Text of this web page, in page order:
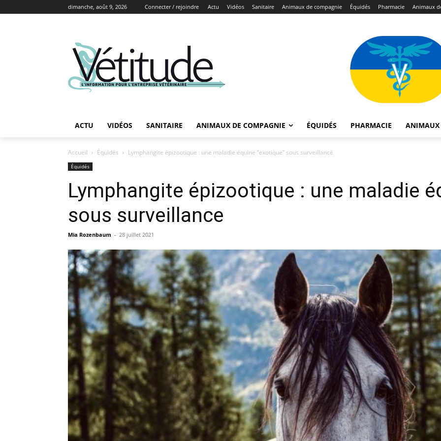
dimanche, août 9, 2026 Connecter / rejoindre Actu Vidéos Sanitaire Animaux de compagnie Équidés Pharmacie Animaux
ACTU VIDÉOS SANITAIRE ANIMAUX DE COMPAGNIE ÉQUIDÉS PHARMACIE ANIMAUX
Accueil Équidés Lymphangite épizootique : une maladie équine “exotique” sous surveillance
Équidés
Lymphangite épizootique : une maladie
sous surveillance
Mia Rozenbaum - 28 juillet 2021